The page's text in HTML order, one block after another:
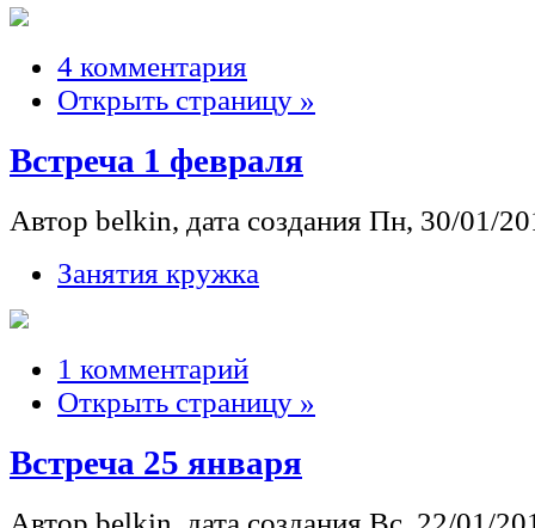
4 комментария
Открыть страницу »
Встреча 1 февраля
Автор belkin, дата создания Пн, 30/01/
Занятия кружка
1 комментарий
Открыть страницу »
Встреча 25 января